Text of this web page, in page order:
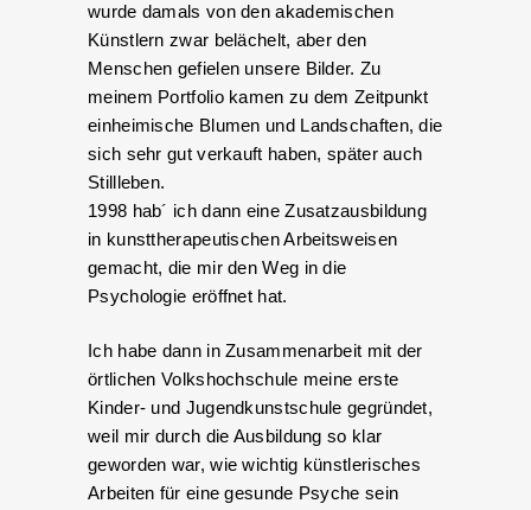
wurde damals von den akademischen
Künstlern zwar belächelt, aber den
Menschen gefielen unsere Bilder. Zu
meinem Portfolio kamen zu dem Zeitpunkt
einheimische Blumen und Landschaften, die
sich sehr gut verkauft haben, später auch
Stillleben.
1998 hab´ ich dann eine Zusatzausbildung
in kunsttherapeutischen Arbeitsweisen
gemacht, die mir den Weg in die
Psychologie eröffnet hat.
Ich habe dann in Zusammenarbeit mit der
örtlichen Volkshochschule meine erste
Kinder- und Jugendkunstschule gegründet,
weil mir durch die Ausbildung so klar
geworden war, wie wichtig künstlerisches
Arbeiten für eine gesunde Psyche sein